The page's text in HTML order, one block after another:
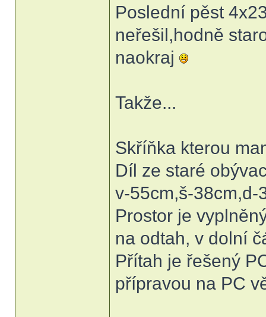
Poslední pěst
neřešil,hodně
naokraj
Takže...
Skříňka kterou
Díl ze staré
v-55cm,š-38cm,d-
Prostor je
na odtah, v dolní
Přítah je řešený
přípravou na PC